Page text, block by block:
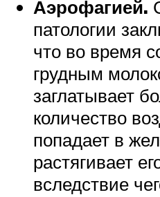
Аэрофагией.
патологии
что во время
грудным
заглатывает
количество
попадает в
растягивает
вследствие